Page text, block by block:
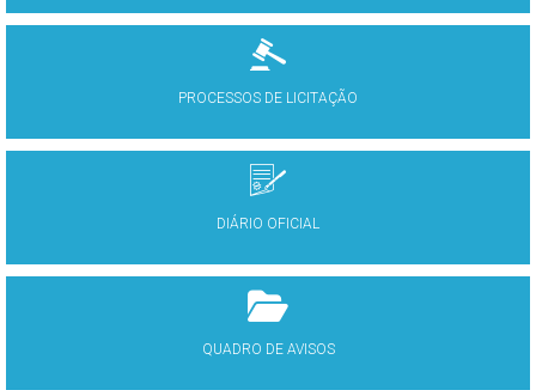
PROCESSOS DE LICITAÇÃO
DIÁRIO OFICIAL
QUADRO DE AVISOS